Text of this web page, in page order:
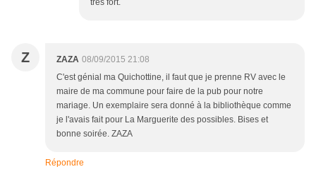
très fort.
Z ZAZA 08/09/2015 21:08
C'est génial ma Quichottine, il faut que je prenne RV avec le
maire de ma commune pour faire de la pub pour notre
mariage. Un exemplaire sera donné à la bibliothèque comme
je l'avais fait pour La Marguerite des possibles. Bises et
bonne soirée. ZAZA
Répondre